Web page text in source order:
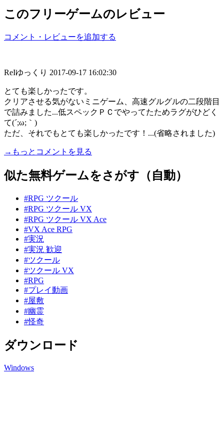
このフリーゲームのレビュー
コメント・レビューを追加する
ReIゆっくり 2017-09-17 16:02:30
とても楽しかったです。
クリアさせる気がないミニゲーム、高速グルグルの二段階目
で詰みました...低スペックＰＣでやってたためラグがひどく
て(´;ω;｀)
ただ、それでもとても楽しかったです！...(省略されました)
→もっとコメントを見る
似た無料ゲームをさがす（自動）
#RPG ツクール
#RPG ツクール VX
#RPG ツクール VX Ace
#VX Ace RPG
#実況
#実況 歓迎
#ツクール
#ツクール VX
#RPG
#プレイ動画
#屋敷
#幽霊
#怪奇
ダウンロード
Windows